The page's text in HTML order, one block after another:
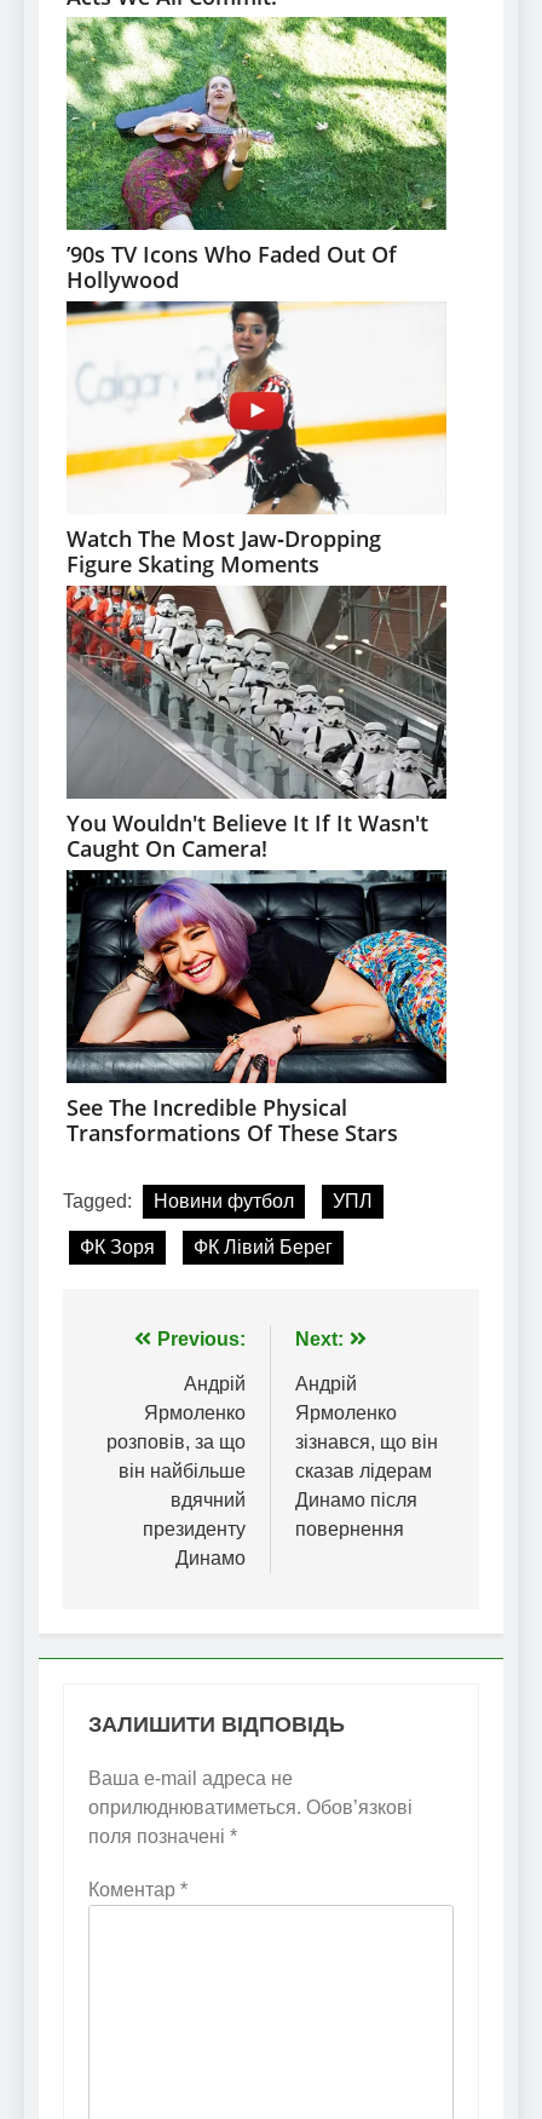
Tagged: Новини футбол УПЛ
ФК Зоря ФК Лівий Берег
Навігація
записів
Previous:
Андрій
Ярмоленко
розповів, за що
він найбільше
вдячний
президенту
Динамо
Next:
Андрій
Ярмоленко
зізнався, що він
сказав лідерам
Динамо після
повернення
ЗАЛИШИТИ ВІДПОВІДЬ
Ваша e-mail адреса не
оприлюднюватиметься. Обов’язкові
поля позначені *
Коментар *